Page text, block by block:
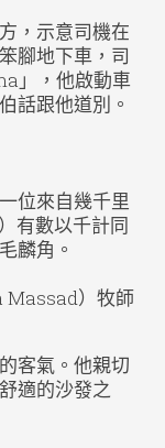
，示意司機在
腳地下車，司
」，他啟動車
話跟他道別。
位來自幾千里
有數以千計同
麟角。
Massad）牧師
客氣。他親切
適的沙發之